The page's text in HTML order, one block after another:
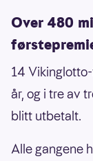
Over 480
14
år, og i tre av
blitt utbetalt.
Alle gangene